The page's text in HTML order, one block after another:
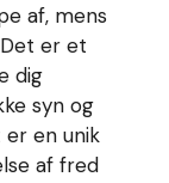
af, mens
er et
dig
syn og
er en unik
af fred